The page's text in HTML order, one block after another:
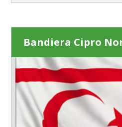
Bandiera Cipro